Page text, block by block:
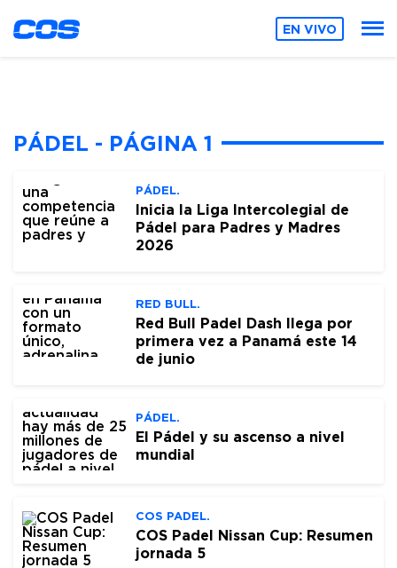
EN VIVO
PÁDEL - PÁGINA 1
PÁDEL.
Inicia la Liga Intercolegial de
Pádel para Padres y Madres
2026
RED BULL.
Red Bull Padel Dash llega por
primera vez a Panamá este 14
de junio
PÁDEL.
El Pádel y su ascenso a nivel
mundial
COS PADEL.
COS Padel Nissan Cup: Resumen
jornada 5